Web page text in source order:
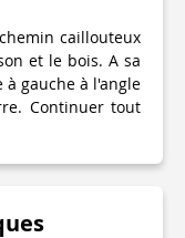
caillouteux
et le bois. A sa
gauche à l'angle
Continuer tout